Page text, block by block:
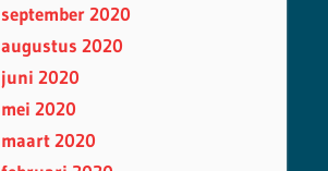
september 2020
augustus 2020
juni 2020
mei 2020
maart 2020